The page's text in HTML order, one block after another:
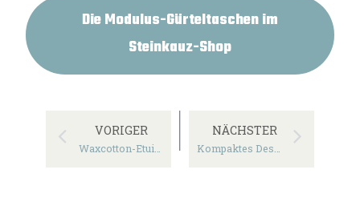
Die Modulus-Gürteltaschen im
Steinkauz-Shop
VORIGER NÄCHSTER